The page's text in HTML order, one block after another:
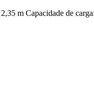
m Capacidade de